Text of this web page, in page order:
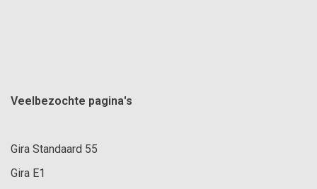
Veelbezochte pagina's
Gira Standaard 55
Gira E1